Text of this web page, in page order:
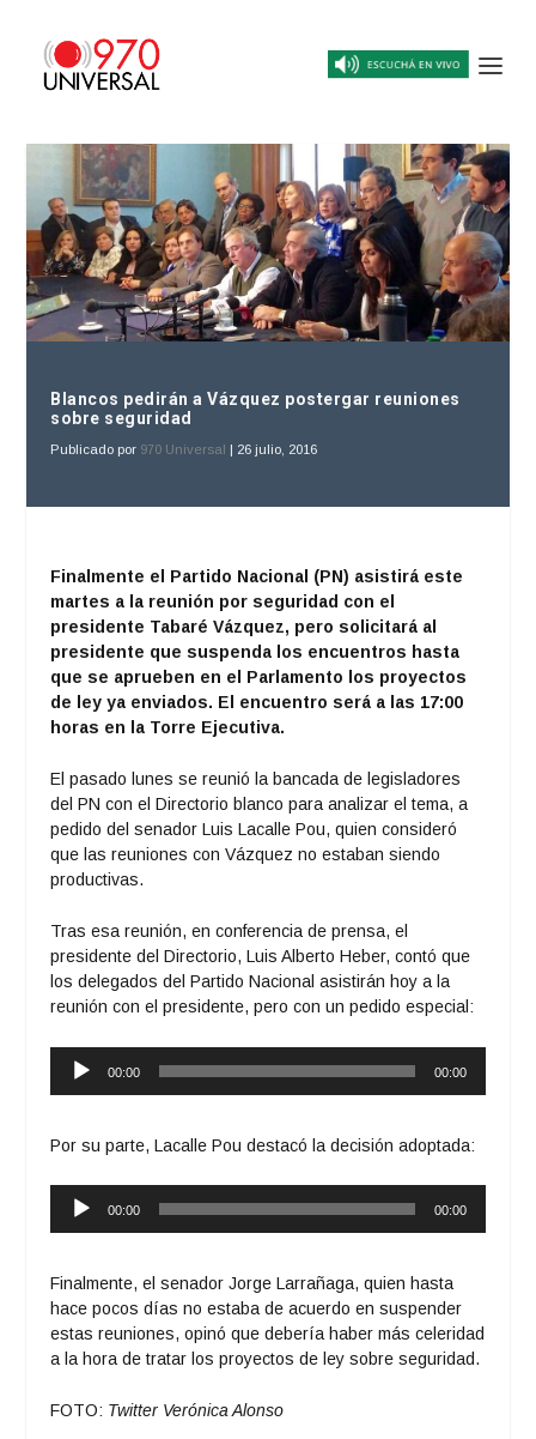
Blancos pedirán a Vázquez postergar reuniones
sobre seguridad
Publicado por 970 Universal | 26 julio, 2016
Finalmente el Partido Nacional (PN) asistirá este
martes a la reunión por seguridad con el
presidente Tabaré Vázquez, pero solicitará al
presidente que suspenda los encuentros hasta
que se aprueben en el Parlamento los proyectos
de ley ya enviados. El encuentro será a las 17:00
horas en la Torre Ejecutiva.
El pasado lunes se reunió la bancada de legisladores
del PN con el Directorio blanco para analizar el tema, a
pedido del senador Luis Lacalle Pou, quien consideró
que las reuniones con Vázquez no estaban siendo
productivas.
Tras esa reunión, en conferencia de prensa, el
presidente del Directorio, Luis Alberto Heber, contó que
los delegados del Partido Nacional asistirán hoy a la
reunión con el presidente, pero con un pedido especial:
Reproductor
00:00 00:00
Por su parte, Lacalle Pou destacó la decisión adoptada:
Reproductor
00:00 00:00
Finalmente, el senador Jorge Larrañaga, quien hasta
hace pocos días no estaba de acuerdo en suspender
estas reuniones, opinó que debería haber más celeridad
a la hora de tratar los proyectos de ley sobre seguridad.
FOTO: Twitter Verónica Alonso